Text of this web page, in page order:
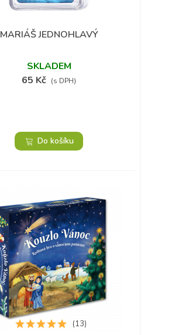
Přidat do oblíbených
MARIÁŠ JEDNOHLAVÝ
SKLADEM
65 Kč (s DPH)
Do košíku
(13)